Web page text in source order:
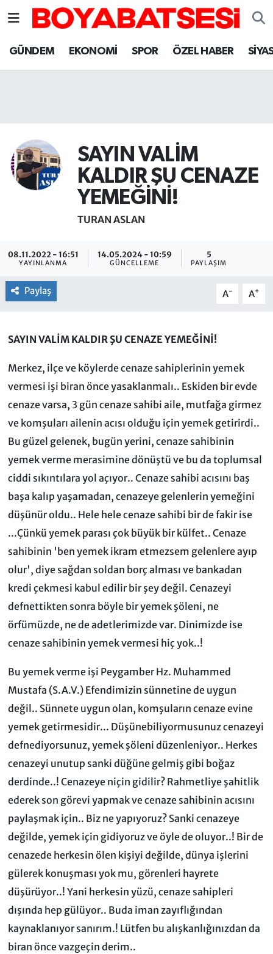
GÜNDEM EKONOMİ SPOR ÖZEL HABER
SAYIN VALİM
KALDIR ŞU CENAZE
YEMEĞİNİ!
TURAN ASLAN
08.11.2022 - 16:51
YAYINLANMA
14.05.2024 - 10:59
GÜNCELLEME
5
PAYLAŞIM
Paylaş A- A+
SAYIN VALİM KALDIR ŞU CENAZE YEMEĞİNİ!
Merkez, ilçe ve köylerde cenaze sahiplerinin yemek
vermesi işi biran önce yasaklanmalı.. Eskiden bir evde
cenaze varsa, 3 gün cenaze sahibi aile, mutfağa girmez
ve komşuları ailenin acısı olduğu için yemek getirirdi..
Bu güzel gelenek, bugün yerini, cenaze sahibinin
yemek verme merasimine dönüştü ve bu da toplumsal
ciddi sıkıntılara yol açıyor.. Cenaze sahibi acısını baş
başa kalıp yaşamadan, cenazeye gelenlerin yemeğini
düşünür oldu.. Hele hele cenaze sahibi bir de fakir ise
...Çünkü yemek parası çok büyük bir külfet.. Cenaze
sahibinin 'ben yemek ikram etmezsem gelenlere ayıp
olur', diye sağdan soldan borç alması ve bankadan
kredi çekmesi kabul edilir bir şey değil. Cenazeyi
defnettikten sonra böyle bir yemek şöleni, ne
örfümüzde, ne de adetlerimizde var. Dinimizde ise
cenaze sahibinin yemek vermesi hiç yok..!
Bu yemek verme işi Peygamber Hz. Muhammed
Mustafa (S.A.V.) Efendimizin sünnetine de uygun
değil.. Sünnete uygun olan, komşuların cenaze evine
yemek getirmesidir... Düşünebiliyormusunuz cenazeyi
defnediyorsunuz, yemek şöleni düzenleniyor.. Herkes
cenazeyi unutup sanki düğüne gelmiş gibi boğaz
derdinde..! Cenazeye niçin gidilir? Rahmetliye şahitlik
ederek son görevi yapmak ve cenaze sahibinin acısını
paylaşmak için.. Biz ne yapıyoruz? Sanki cenazeye
değilde, yemek için gidiyoruz ve öyle de oluyor..! Bir de
cenazede herkesin ölen kişiyi değilde, dünya işlerini
gülerek konuşması yok mu, görenleri hayrete
düşürüyor..! Yani herkesin yüzü, cenaze sahipleri
dışında hep gülüyor.. Buda iman zayıflığından
kaynaklanıyor sanırım.! Lütfen bu alışkanlığınızdan da
biran önce vazgeçin derim..
Sinop Nöbetçi Eczaneler
Sinop Trafik Yoğunluk Haritası
Süper Lig Puan Durumu ve Fikstür
Tüm Manşetler
Haber Arşivi